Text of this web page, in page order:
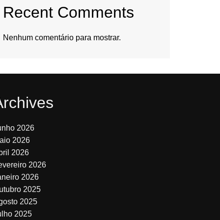
Recent Comments
Nenhum comentário para mostrar.
2026
2026
2026
2026
2026
2025
2025
2025